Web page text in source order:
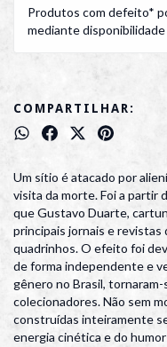
Produtos com defeito*
mediante
COMPARTILHAR:
Um sítio é atacado por
visita da morte. Foi a partir
que Gustavo Duarte,
principais jornais e revistas
quadrinhos. O efeito foi
de forma independente e
gênero no Brasil,
colecionadores. Não sem
construídas inteiramente
energia cinética e do